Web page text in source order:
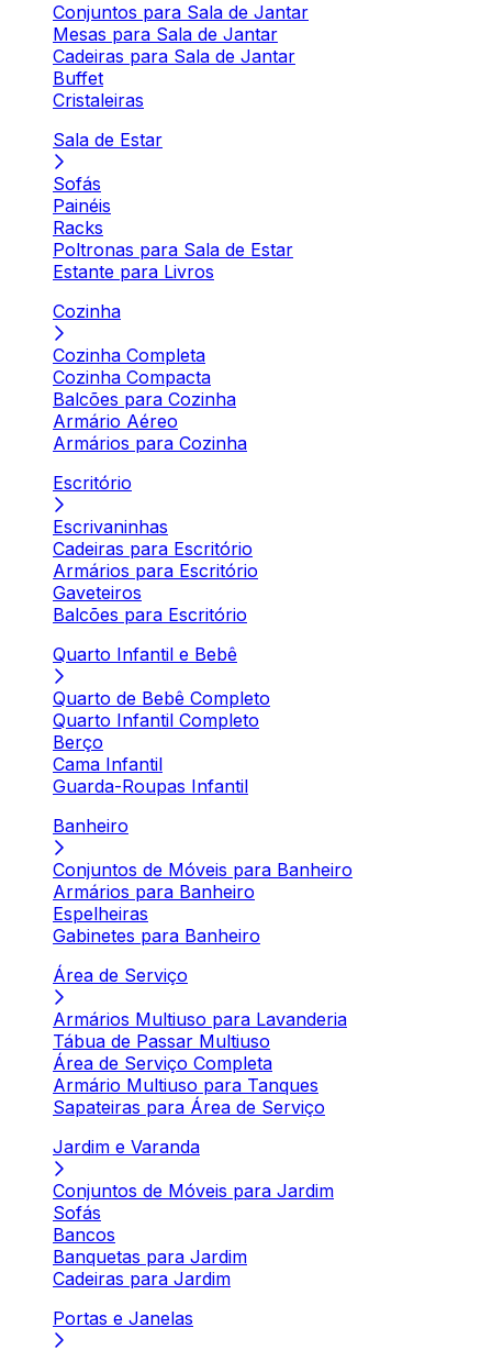
Conjuntos para Sala de Jantar
Mesas para Sala de Jantar
Cadeiras para Sala de Jantar
Buffet
Cristaleiras
Sala de Estar
Sofás
Painéis
Racks
Poltronas para Sala de Estar
Estante para Livros
Cozinha
Cozinha Completa
Cozinha Compacta
Balcões para Cozinha
Armário Aéreo
Armários para Cozinha
Escritório
Escrivaninhas
Cadeiras para Escritório
Armários para Escritório
Gaveteiros
Balcões para Escritório
Quarto Infantil e Bebê
Quarto de Bebê Completo
Quarto Infantil Completo
Berço
Cama Infantil
Guarda-Roupas Infantil
Banheiro
Conjuntos de Móveis para Banheiro
Armários para Banheiro
Espelheiras
Gabinetes para Banheiro
Área de Serviço
Armários Multiuso para Lavanderia
Tábua de Passar Multiuso
Área de Serviço Completa
Armário Multiuso para Tanques
Sapateiras para Área de Serviço
Jardim e Varanda
Conjuntos de Móveis para Jardim
Sofás
Bancos
Banquetas para Jardim
Cadeiras para Jardim
Portas e Janelas